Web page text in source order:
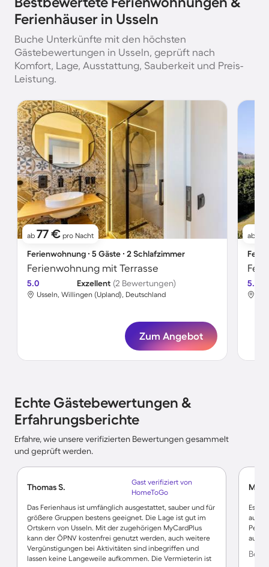
Ferienhäuser in Usseln
Buche Unterkünfte mit den höchsten
Gästebewertungen in Usseln, geprüft nach
Komfort, Lage, Ausstattung, Sauberkeit und Preis-
Leistung.
ab 77 € pro Nacht
Ferienwohnung ∙ 5 Gäste ∙ 2 Schlafzimmer
Ferienwohnung mit Terrasse
5.0 Exzellent (2 Bewertungen)
Usseln, Willingen (Upland), Deutschland
Zum Angebot
ab
5.0
Echte Gästebewertungen &
Erfahrungsberichte
Erfahre, wie unsere verifizierten Bewertungen gesammelt
und geprüft werden.
Thomas S.
Gast verifiziert von
HomeToGo
Das Ferienhaus ist umfänglich ausgestattet, sauber und für
größere Gruppen bestens geeignet. Die Lage ist gut im
Ortskern von Usseln. Mit der zugehörigen MyCardPlus
kann der ÖPNV kostenfrei genutzt werden, auch weitere
Vergünstigungen bei Aktivitäten sind inbegriffen und
lassen keine Langeweile aufkommen. Die Vermieterin ist
Es
auf